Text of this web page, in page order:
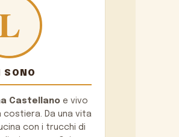
SONO
Castellanoe vivo
costiera. Da una vita
con i trucchi di